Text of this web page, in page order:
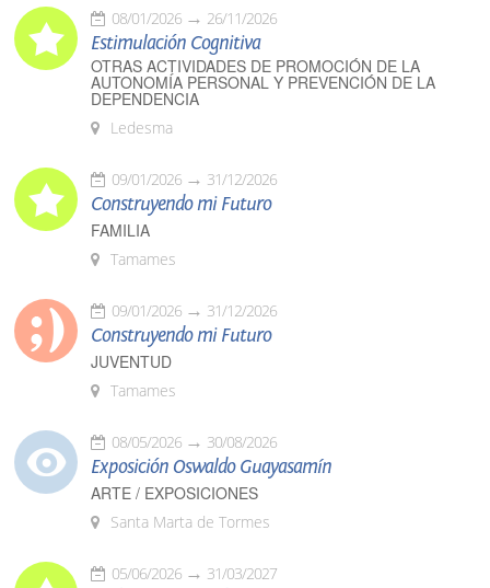
08/01/2026 26/11/2026
Estimulación Cognitiva
OTRAS ACTIVIDADES DE PROMOCIÓN DE LA
AUTONOMÍA PERSONAL Y PREVENCIÓN DE LA
DEPENDENCIA
Ledesma
09/01/2026 31/12/2026
Construyendo mi Futuro
FAMILIA
Tamames
09/01/2026 31/12/2026
Construyendo mi Futuro
JUVENTUD
Tamames
08/05/2026 30/08/2026
Exposición Oswaldo Guayasamín
ARTE / EXPOSICIONES
Santa Marta de Tormes
05/06/2026 31/03/2027